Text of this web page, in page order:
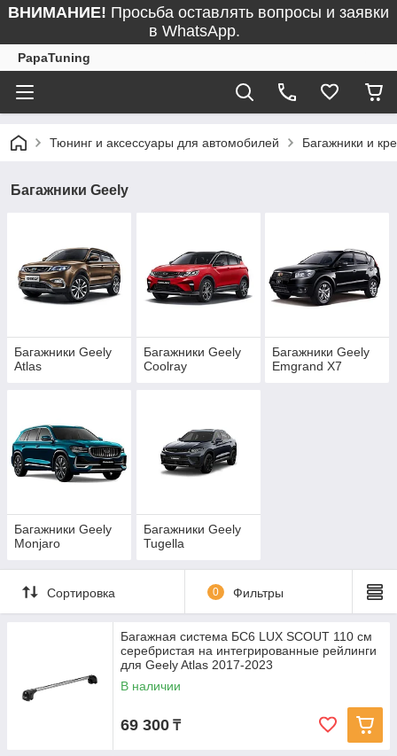
ВНИМАНИЕ! Просьба оставлять вопросы и заявки
в WhatsApp.
PapaTuning
Тюнинг и аксессуары для автомобилей Багажники и
Багажники Geely
Багажники Geely
Atlas
Багажники Geely
Coolray
Багажники Geely
Emgrand X7
Багажники Geely
Monjaro
Багажники Geely
Tugella
Сортировка 0 Фильтры
Багажная система БС6 LUX SCOUT 110 см
серебристая на интегрированные рейлинги
для Geely Atlas 2017-2023
В наличии
69 300 ₸